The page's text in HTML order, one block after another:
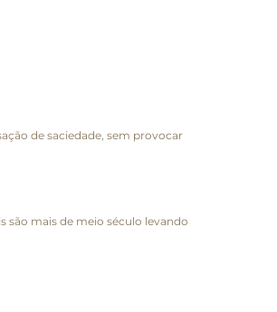
de saciedade, sem provocar
são mais de meio século levando